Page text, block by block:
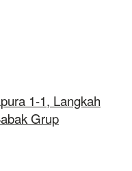
1-1, Langkah
Grup